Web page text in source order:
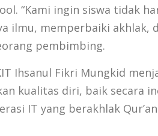
“Kami ingin siswa tidak
ilmu, memperbaiki akhlak,
pembimbing.
Ihsanul Fikri Mungkid
kualitas diri, baik secara
IT yang berakhlak